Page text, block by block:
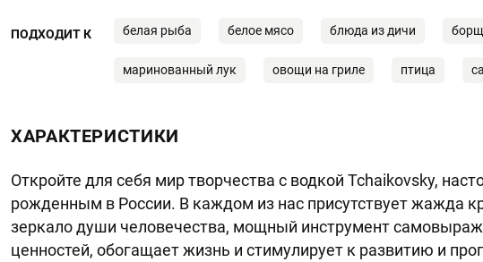
ПОДХОДИТ К белая рыба белое мясо блюда из дичи борщ
маринованный лук овощи на гриле птица
ХАРАКТЕРИСТИКИ
Откройте для себя мир творчества с водкой Tchaikovsky,
рожденным в России. В каждом из нас присутствует жажда
зеркало души человечества, мощный инструмент
ценностей, обогащает жизнь и стимулирует к развитию и